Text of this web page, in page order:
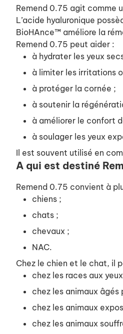
Remend 0.75 agit comme
L’acide hyaluronique
BioHAnce™ améliore la
Remend 0.75 peut aider :
à hydrater les yeux
à limiter les irritations
à protéger la cornée ;
à soutenir la
à améliorer le confort
à soulager les yeux
Il est souvent utilisé en
A qui est destiné
Remend 0.75 convient à
chiens ;
chats ;
chevaux ;
NAC.
Chez le chien et le chat, il
chez les races aux
chez les animaux
chez les animaux
chez les animaux